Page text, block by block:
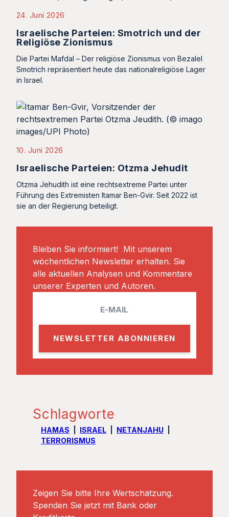
24. Juni 2026
Israelische Parteien: Smotrich und der
Religiöse Zionismus
Die Partei Mafdal – Der religiöse Zionismus von Bezalel
Smotrich repräsentiert heute das nationalreligiöse Lager
in Israel.
10. Juni 2026
Israelische Parteien: Otzma Jehudit
Otzma Jehudith ist eine rechtsextreme Partei unter
Führung des Extremisten Itamar Ben-Gvir. Seit 2022 ist
sie an der Regierung beteiligt.
Bleiben Sie informiert! Mit unserem
wöchentlichen Newsletter erhalten. Sie
alle aktuellen Analysen und Kommentare
unserer Experten und Autoren.
l
Schlagworte
HAMAS ISRAEL
NETANJAHU
TERRORISMUS
Zeigen Sie bitte Ihre Wertschätzung.
Spenden Sie jetzt mit Bank oder